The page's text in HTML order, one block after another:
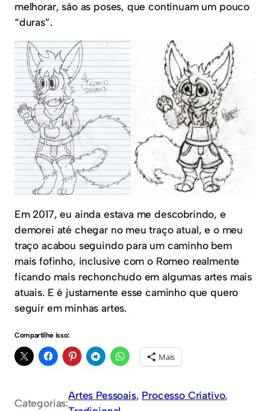
melhorar, são as poses, que continuam um pouco
“duras”.
Em 2017, eu ainda estava me descobrindo, e
demorei até chegar no meu traço atual, e o meu
traço acabou seguindo para um caminho bem
mais fofinho, inclusive com o Romeo realmente
ficando mais rechonchudo em algumas artes mais
atuais. E é justamente esse caminho que quero
seguir em minhas artes.
Compartilhe isso:
Mais
Categorias:
Artes Pessoais, Processo Criativo